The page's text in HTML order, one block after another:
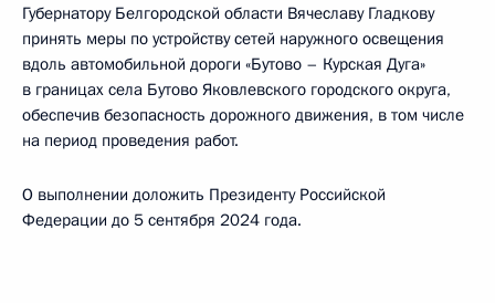
Губернатору Белгородской области Вячеславу Гладкову
принять меры по устройству сетей наружного освещения
вдоль автомобильной дороги «Бутово – Курская Дуга»
в границах села Бутово Яковлевского городского округа,
обеспечив безопасность дорожного движения, в том числе
на период проведения работ.
О выполнении доложить Президенту Российской
Федерации до 5 сентября 2024 года.